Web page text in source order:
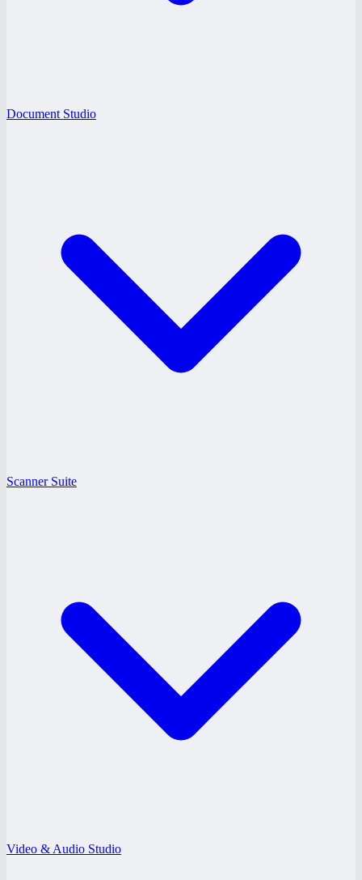
Document Studio
Scanner Suite
Video & Audio Studio